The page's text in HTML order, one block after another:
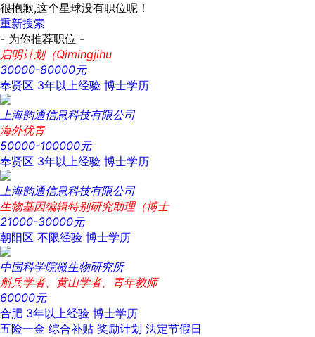
很抱歉,这个星球没有职位呢！
重新搜索
- 为你推荐职位 -
启明计划（Qimingjihu
30000-80000元
奉贤区 3年以上经验 博士学历
上海韵通信息科技有限公司
海外优青
50000-100000元
奉贤区 3年以上经验 博士学历
上海韵通信息科技有限公司
生物基因编辑特别研究助理（博士
21000-30000元
朝阳区 不限经验 博士学历
中国科学院微生物研究所
斛兵学者、黄山学者、青年教师
60000元
合肥 3年以上经验 博士学历
五险一金 综合补贴 奖励计划 法定节假日